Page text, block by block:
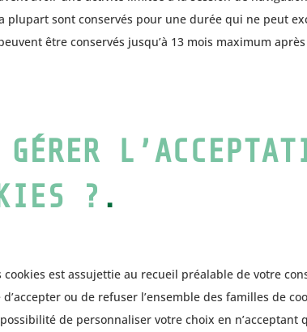
plupart sont conservés pour une durée qui ne peut
être conservés jusqu’à 13 mois maximum
GÉRER
? .
cookies est assujettie au recueil préalable de votre
ou de refuser l’ensemble des familles de
de personnaliser votre choix en n’acceptant